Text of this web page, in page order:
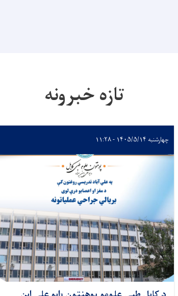
تازه خبرونه
چهارشنبه ۱۴۰۵/۵/۱۴ - ۱۱:۲۸